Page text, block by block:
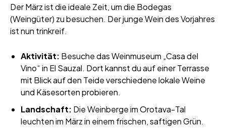
Der März ist die ideale Zeit, um die Bodegas
(Weingüter) zu besuchen. Der junge Wein des Vorjahres
ist nun trinkreif.
Aktivität: Besuche das Weinmuseum „Casa del
Vino“ in El Sauzal. Dort kannst du auf einer Terrasse
mit Blick auf den Teide verschiedene lokale Weine
und Käsesorten probieren.
Landschaft: Die Weinberge im Orotava-Tal
leuchten im März in einem frischen, saftigen Grün.